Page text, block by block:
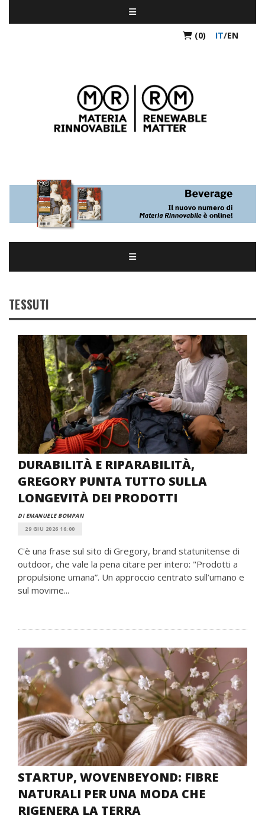
(0) IT/EN
TESSUTI
DURABILITÀ E RIPARABILITÀ,
GREGORY PUNTA TUTTO SULLA
LONGEVITÀ DEI PRODOTTI
DI EMANUELE BOMPAN
29 GIU 2026 16:00
C'è una frase sul sito di Gregory, brand statunitense di
outdoor, che vale la pena citare per intero: "Prodotti a
propulsione umana”. Un approccio centrato sull’umano e
sul movime...
STARTUP, WOVENBEYOND: FIBRE
NATURALI PER UNA MODA CHE
RIGENERA LA TERRA